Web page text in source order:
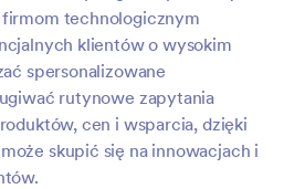
technologicznym
klientów o wysokim
spersonalizowane
rutynowe zapytania
cen i wsparcia, dzięki
skupić się na innowacjach i